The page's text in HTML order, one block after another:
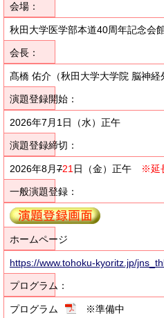
会場：
秋田大学医学部本道40周年記念会
会長：
髙橋 佑介（秋田大学大学院 脳神経
演題登録開始：
2026年7月1日（水）正午
演題登録締切：
2026年8月721 日（金）正午 ※延
一般演題登録：
ホームページ
https://www.tohoku-kyoritz.jp/
プログラム：
プログラム ※準備中